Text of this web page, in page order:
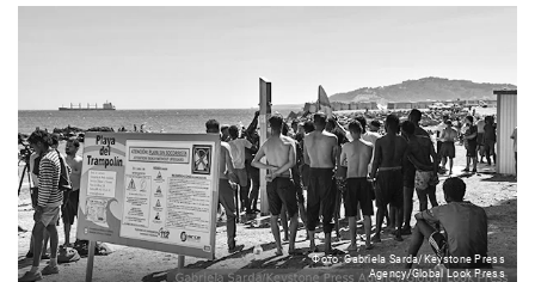
Фото: Gabriela Sarda/Keystone Press
Agency/Global Look Press